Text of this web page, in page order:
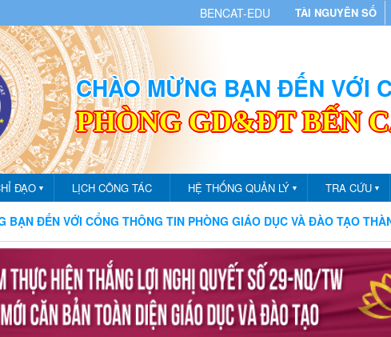
BENCAT-EDU TÀI NGUYÊN SỐ
CHÀO MỪNG BẠN ĐẾN VỚI
PHÒNG GD&ĐT BẾN
ĐẠO ▼ LỊCH CÔNG TÁC HỆ THỐNG QUẢN LÝ ▼ TRA CỨU ▼
THÔNG TIN PHÒNG GIÁO DỤC VÀ ĐÀO TẠO THÀNH PHỐ BẾN CÁT